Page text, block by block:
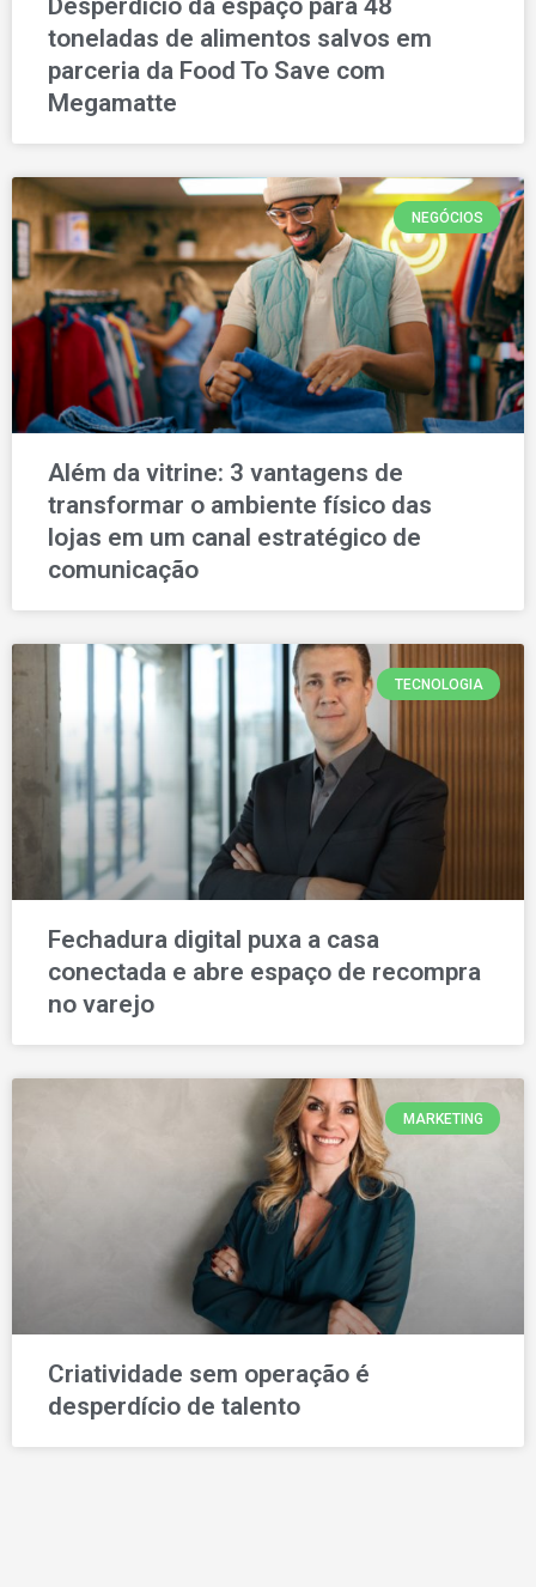
Desperdício dá espaço para 48
toneladas de alimentos salvos em
parceria da Food To Save com
Megamatte
NEGÓCIOS
Além da vitrine: 3 vantagens de
transformar o ambiente físico das
lojas em um canal estratégico de
comunicação
TECNOLOGIA
Fechadura digital puxa a casa
conectada e abre espaço de recompra
no varejo
MARKETING
Criatividade sem operação é
desperdício de talento